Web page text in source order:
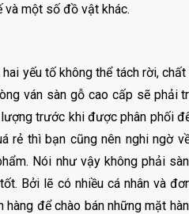
và một số đồ vật khác.
yếu tố không thể tách rời,
ván sàn gỗ cao cấp sẽ phải
trước khi được phân phối
rẻ thì bạn cũng nên nghi ngờ
Nói như vậy không phải
Bởi lẽ có nhiều cá nhân và
hàng để chào bán những mặt